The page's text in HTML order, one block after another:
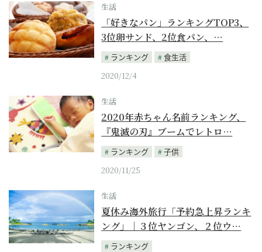
生活
「好きなパン」ランキングTOP3、
3位卵サンド、2位食パン、…
ランキング
食生活
2020/12/4
生活
2020年赤ちゃん名前ランキング、
『鬼滅の刃』ブームでレトロ…
ランキング
子供
2020/11/25
生活
夏休み海外旅行「予約急上昇ランキ
ング」｜３位ヤンゴン、２位ウ…
ランキング